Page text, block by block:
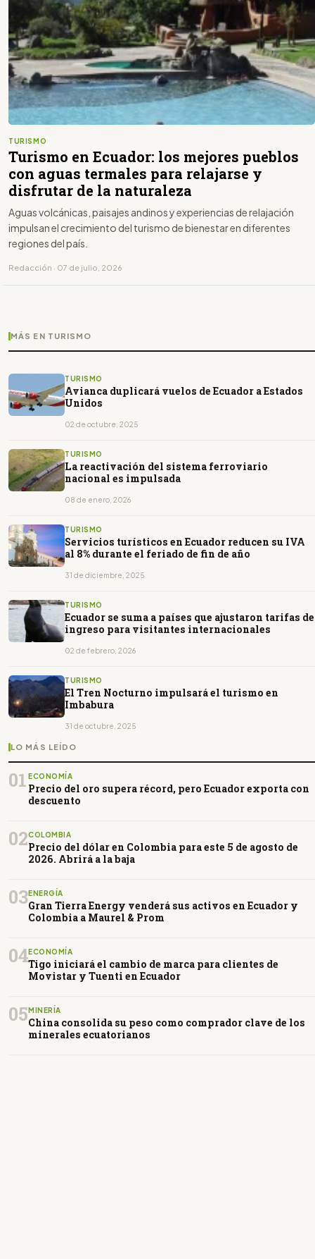
TURISMO
Turismo en Ecuador: los mejores pueblos
con aguas termales para relajarse y
disfrutar de la naturaleza
Aguas volcánicas, paisajes andinos y experiencias de relajación
impulsan el crecimiento del turismo de bienestar en diferentes
regiones del país.
Redacción · 07 de julio, 2026
MÁS EN TURISMO
TURISMO
Avianca duplicará vuelos de Ecuador a Estados
Unidos
02 de octubre, 2025
TURISMO
La reactivación del sistema ferroviario
nacional es impulsada
08 de enero, 2026
TURISMO
Servicios turísticos en Ecuador reducen su IVA
al 8% durante el feriado de fin de año
31 de diciembre, 2025
TURISMO
Ecuador se suma a países que ajustaron tarifas de
ingreso para visitantes internacionales
02 de febrero, 2026
TURISMO
El Tren Nocturno impulsará el turismo en
Imbabura
31 de octubre, 2025
LO MÁS LEÍDO
01 ECONOMÍA
Precio del oro supera récord, pero Ecuador exporta con
descuento
02COLOMBIA
Precio del dólar en Colombia para este 5 de agosto de
2026. Abrirá a la baja
03ENERGÍA
Gran Tierra Energy venderá sus activos en Ecuador y
Colombia a Maurel & Prom
04ECONOMÍA
Tigo iniciará el cambio de marca para clientes de
Movistar y Tuenti en Ecuador
05 MINERÍA
China consolida su peso como comprador clave de los
minerales ecuatorianos